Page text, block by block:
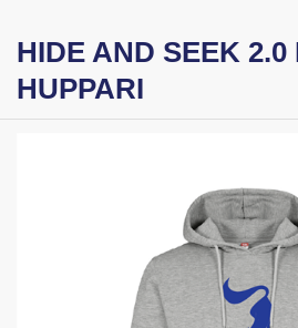
HIDE AND SEEK 2.0
HUPPARI